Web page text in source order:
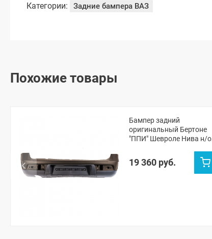
Категории: Задние бампера ВАЗ
Похожие товары
Бампер задний
оригинальный Бертоне
"ППИ" Шевроле Нива н/о
19 360 руб.